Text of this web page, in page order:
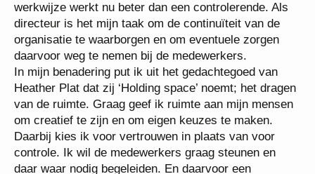
werkwijze werkt nu beter dan een controlerende. Als
directeur is het mijn taak om de continuïteit van de
organisatie te waarborgen en om eventuele zorgen
daarvoor weg te nemen bij de medewerkers.
In mijn benadering put ik uit het gedachtegoed van
Heather Plat dat zij ‘Holding space’ noemt; het dragen
van de ruimte. Graag geef ik ruimte aan mijn mensen
om creatief te zijn en om eigen keuzes te maken.
Daarbij kies ik voor vertrouwen in plaats van voor
controle. Ik wil de medewerkers graag steunen en
daar waar nodig begeleiden. En daarvoor een